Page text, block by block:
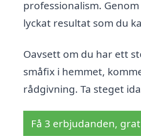
professionalism.
lyckat resultat som du
Oavsett om du har ett
småfix i hemmet,
rådgivning. Ta steget
Få 3 erbjudanden,